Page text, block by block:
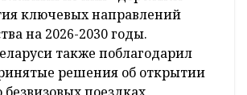
ключевых направлений
на 2026-2030 годы.
также поблагодарил
решения об открытии